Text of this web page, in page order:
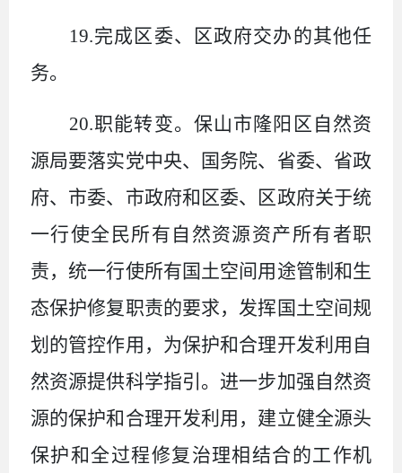
19.完成区委、区政府交办的其他任
务。
20.职能转变。保山市隆阳区自然资
源局要落实党中央、国务院、省委、省政
府、市委、市政府和区委、区政府关于统
一行使全民所有自然资源资产所有者职
责，统一行使所有国土空间用途管制和生
态保护修复职责的要求，发挥国土空间规
划的管控作用，为保护和合理开发利用自
然资源提供科学指引。进一步加强自然资
源的保护和合理开发利用，建立健全源头
保护和全过程修复治理相结合的工作机